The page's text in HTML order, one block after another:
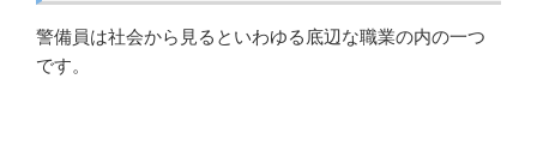
警備員は社会から見るといわゆる底辺な職業の内の一つ
です。